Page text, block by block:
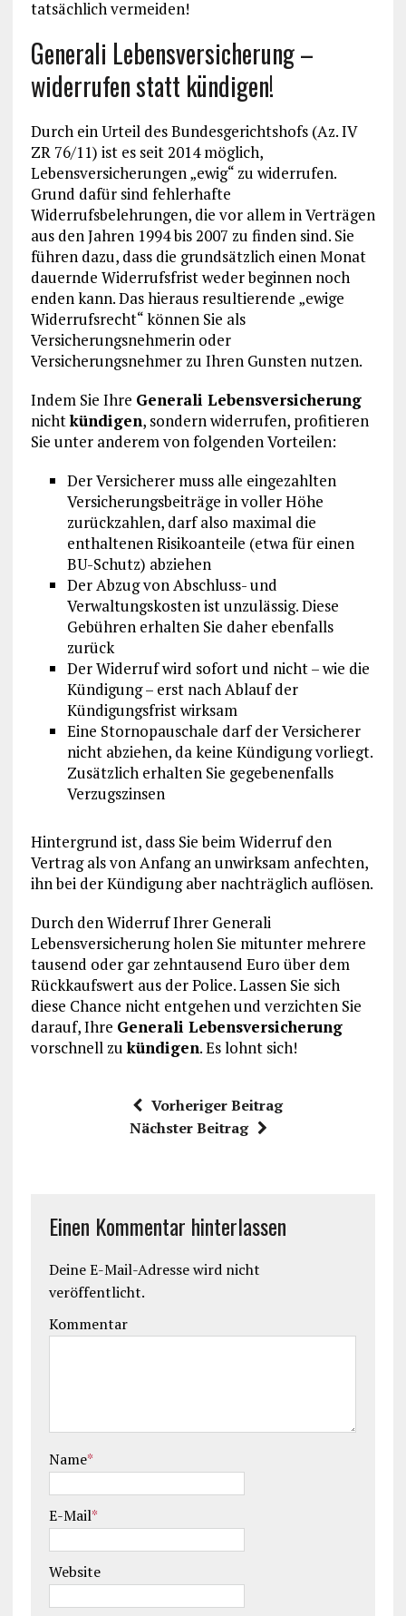
tatsächlich vermeiden!
Generali Lebensversicherung –
widerrufen statt kündigen!
Durch ein Urteil des Bundesgerichtshofs (Az. IV
ZR 76/11) ist es seit 2014 möglich,
Lebensversicherungen „ewig“ zu widerrufen.
Grund dafür sind fehlerhafte
Widerrufsbelehrungen, die vor allem in Verträgen
aus den Jahren 1994 bis 2007 zu finden sind. Sie
führen dazu, dass die grundsätzlich einen Monat
dauernde Widerrufsfrist weder beginnen noch
enden kann. Das hieraus resultierende „ewige
Widerrufsrecht“ können Sie als
Versicherungsnehmerin oder
Versicherungsnehmer zu Ihren Gunsten nutzen.
Indem Sie Ihre Generali Lebensversicherung
nichtkündigen, sondern widerrufen, profitieren
Sie unter anderem von folgenden Vorteilen:
Der Versicherer muss alle eingezahlten
Versicherungsbeiträge in voller Höhe
zurückzahlen, darf also maximal die
enthaltenen Risikoanteile (etwa für einen
BU-Schutz) abziehen
Der Abzug von Abschluss- und
Verwaltungskosten ist unzulässig. Diese
Gebühren erhalten Sie daher ebenfalls
zurück
Der Widerruf wird sofort und nicht – wie die
Kündigung – erst nach Ablauf der
Kündigungsfrist wirksam
Eine Stornopauschale darf der Versicherer
nicht abziehen, da keine Kündigung vorliegt.
Zusätzlich erhalten Sie gegebenenfalls
Verzugszinsen
Hintergrund ist, dass Sie beim Widerruf den
Vertrag als von Anfang an unwirksam anfechten,
ihn bei der Kündigung aber nachträglich auflösen.
Durch den Widerruf Ihrer Generali
Lebensversicherung holen Sie mitunter mehrere
tausend oder gar zehntausend Euro über dem
Rückkaufswert aus der Police. Lassen Sie sich
diese Chance nicht entgehen und verzichten Sie
darauf, Ihre Generali Lebensversicherung
vorschnell zukündigen. Es lohnt sich!
Vorheriger Beitrag
Nächster Beitrag
Einen Kommentar hinterlassen
Deine E-Mail-Adresse wird nicht
veröffentlicht.
Kommentar
Name*
E-Mail*
Website